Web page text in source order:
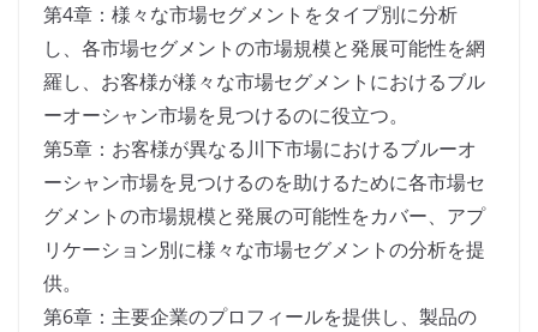
第4章：様々な市場セグメントをタイプ別に分析
し、各市場セグメントの市場規模と発展可能性を網
羅し、お客様が様々な市場セグメントにおけるブル
ーオーシャン市場を見つけるのに役立つ。
第5章：お客様が異なる川下市場におけるブルーオ
ーシャン市場を見つけるのを助けるために各市場セ
グメントの市場規模と発展の可能性をカバー、アプ
リケーション別に様々な市場セグメントの分析を提
供。
第6章：主要企業のプロフィールを提供し、製品の